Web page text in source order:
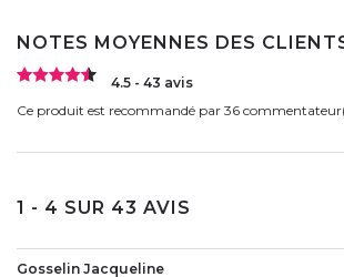
NOTES MOYENNES DES
4.5 - 43 avis
Ce produit est recommandé par 36
1 - 4 SUR 43 AVIS
Gosselin Jacqueline